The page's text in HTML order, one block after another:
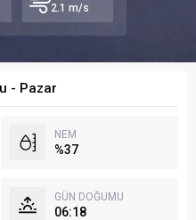
2.1 m/s
- Pazar
NEM
%37
GÜN DOĞUMU
06:18